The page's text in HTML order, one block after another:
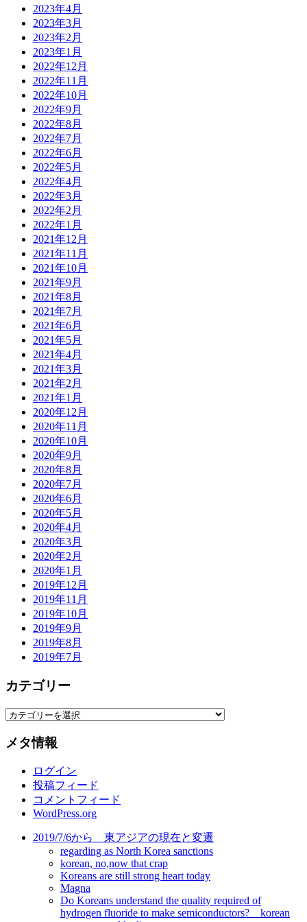
2023年4月
2023年3月
2023年2月
2023年1月
2022年12月
2022年11月
2022年10月
2022年9月
2022年8月
2022年7月
2022年6月
2022年5月
2022年4月
2022年3月
2022年2月
2022年1月
2021年12月
2021年11月
2021年10月
2021年9月
2021年8月
2021年7月
2021年6月
2021年5月
2021年4月
2021年3月
2021年2月
2021年1月
2020年12月
2020年11月
2020年10月
2020年9月
2020年8月
2020年7月
2020年6月
2020年5月
2020年4月
2020年3月
2020年2月
2020年1月
2019年12月
2019年11月
2019年10月
2019年9月
2019年8月
2019年7月
カテゴリー
カ
ゴ
メタ情報
ログイン
投稿フィード
コメントフィード
WordPress.org
2019/7/6から 東アジアの現在と変遷
regarding as North Korea sanctions
korean, no,now that crap
Koreans are still strong heart today
Magna
Do Koreans understand the quality required of
hydrogen fluoride to make semiconductors? korean